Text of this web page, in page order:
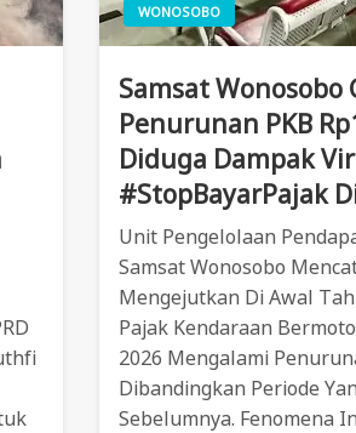
WONOSOBO
Samsat Wonosobo
Penurunan PKB
Diduga Dampak
#StopBayarPajak
Unit Pengelolaan
Samsat Wonosobo
Mengejutkan Di Awal
Pajak Kendaraan
2026 Mengalami
Dibandingkan Periode
Sebelumnya. Fenomena